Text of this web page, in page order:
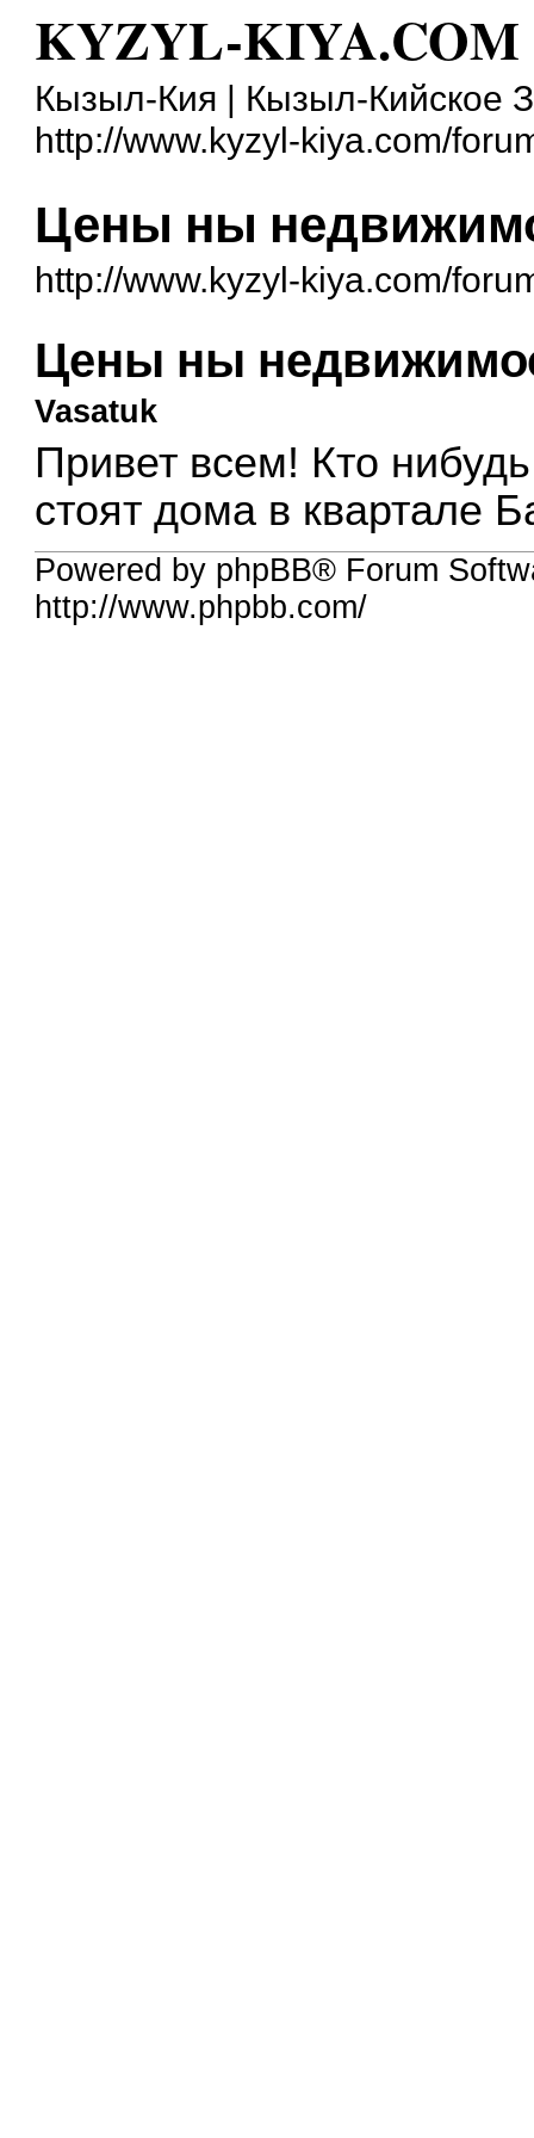
KYZYL-KIYA.COM
Кызыл-Кия | Кызыл-Кийское
http://www.kyzyl-kiya.com/
Цены ны
http://www.kyzyl-kiya.com/
Цены ны
Vasatuk
Привет всем! Кто
стоят дома в квартале
Powered by phpBB® Forum
http://www.phpbb.com/